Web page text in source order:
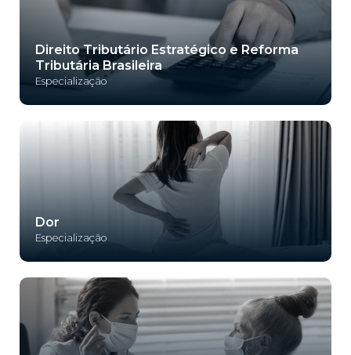
Direito Tributário Estratégico e Reforma
Tributária Brasileira
Especialização
Dor
Especialização